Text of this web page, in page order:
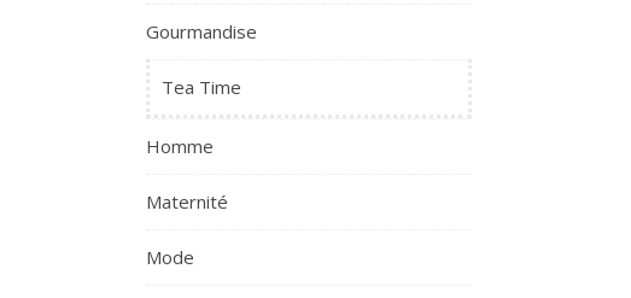
Gourmandise
Tea Time
Homme
Maternité
Mode